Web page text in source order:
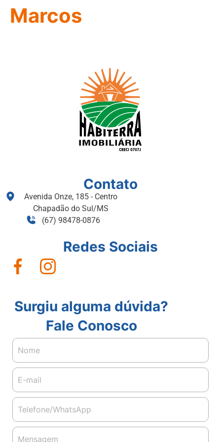
Marcos
Contato
Avenida Onze, 185 - Centro
Chapadão do Sul/MS
(67) 98478-0876
Redes Sociais
Surgiu alguma dúvida?
Fale Conosco